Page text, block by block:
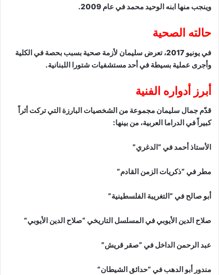
وينجب منها ابنه الوحيد محمد في عام 2009.
حالته الصحية
في يونيو 2017، تعرض سليمان لأزمة صحية بسبب بحصة في الكلية
وأجرى عملية بسيطة في أحد مستشفيات شتورا اللبنانية.
أبرز أدواره الفنية
قدّم جمال سليمان مجموعة من الشخصيات البارزة التي تركت أثراً
كبيراً في الدراما العربية، من بينها:
الأستاذ أحمد في “الدغري”
مطر في “ذكريات الزمن القادم”
أبو صالح في “التغريبة الفلسطينية”
صلاح الدين الأيوبي في المسلسل التاريخي “صلاح الدين الأيوبي”
عبد الرحمن الداخل في “صقر قريش”
مندور أبو الدهب في “حدائق الشيطان”